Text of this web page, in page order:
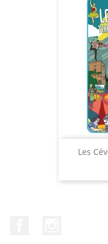
Les